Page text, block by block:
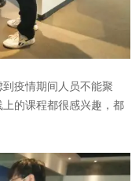
疫情期间人员不能聚
的课程都很感兴趣，都